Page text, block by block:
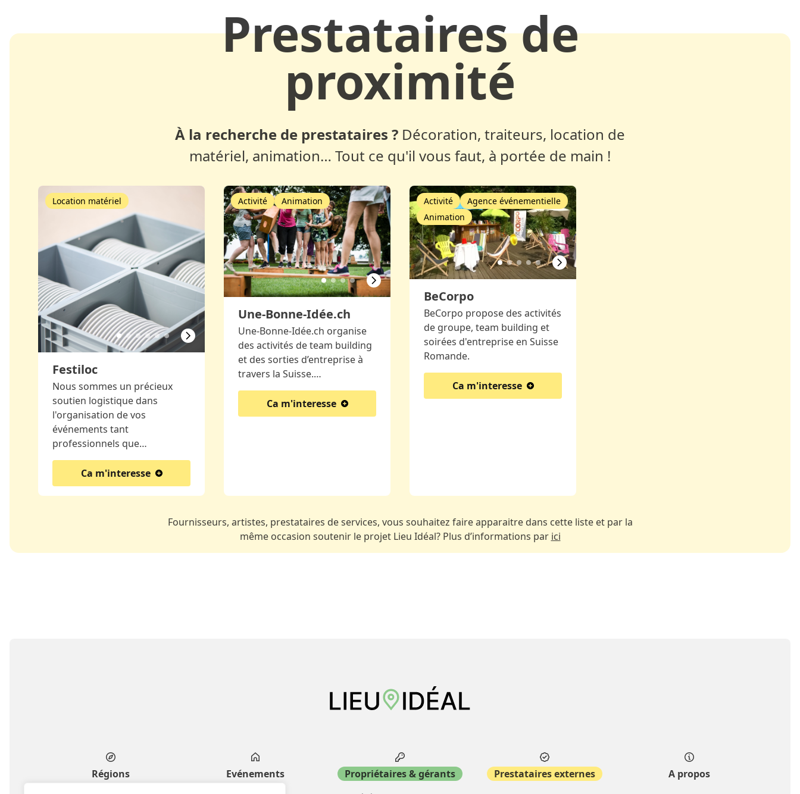
Prestataires de
proximité
À la recherche de prestataires ? Décoration, traiteurs, location de
matériel, animation… Tout ce qu'il vous faut, à portée de main !
Festiloc
Location matériel
Nous sommes un précieux
soutien logistique dans
l'organisation de vos
événements tant
professionnels que…
Ca m'interesse
Une-Bonne-Idée.ch
Activité Animation
Une-Bonne-Idée.ch organise
des activités de team building
et des sorties d’entreprise à
travers la Suisse.…
Ca m'interesse
BeCorpo
Activité
Agence événementielle
Animation
BeCorpo propose des activités
de groupe, team building et
soirées d'entreprise en Suisse
Romande.
Ca m'interesse
Fournisseurs, artistes, prestataires de services, vous souhaitez faire apparaitre dans cette liste et par la
même occasion soutenir le projet Lieu Idéal? Plus d’informations par ici
Régions
Evénements
Propriétaires & gérants
Prestataires externes
A propos